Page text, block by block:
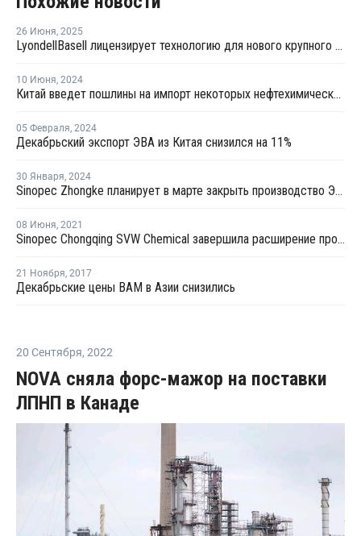
26 Июня, 2025
LyondellBasell лицензирует технологию для нового крупного китайского полиолефинового комплекса
10 Июня, 2024
Китай введет пошлины на импорт некоторых нефтехимических продуктов из Тайваня
05 Февраля, 2024
Декабрьский экспорт ЭВА из Китая снизился на 11%
30 Января, 2024
Sinopec Zhongke планирует в марте закрыть производство ЭВА в Китае на ремонт
08 Июня, 2021
Sinopec Chongqing SVW Chemical завершила расширение производства сополимеров этилена винилацетата в Китае
21 Ноября, 2017
Декабрьские цены ВАМ в Азии снизились
20 Сентября, 2022
NOVA сняла форс-мажор на поставки
ЛПНП в Канаде